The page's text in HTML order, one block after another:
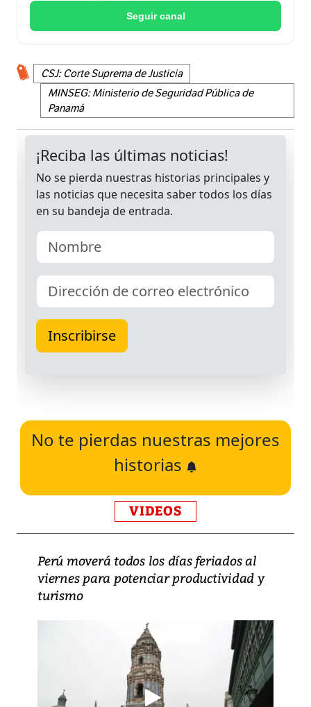
Seguir canal
CSJ: Corte Suprema de Justicia
MINSEG: Ministerio de Seguridad Pública de
Panamá
No te pierdas nuestras mejores
historias
VIDEOS
Perú moverá todos los días feriados al
viernes para potenciar productividad y
turismo